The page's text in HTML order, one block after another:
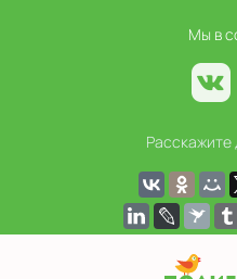
Мы в
Расскажите